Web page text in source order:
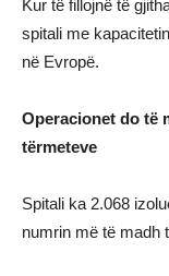
Kur të fillojnë të
spitali me
në Evropë.
Operacionet do të
tërmeteve
Spitali ka 2.068
numrin më të madh